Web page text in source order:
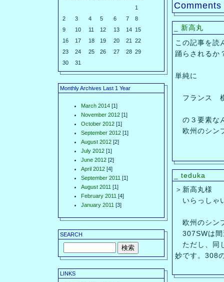
1
2
3 4 5 6 7
8
9
10 11 12 13 14 15
16
17 18 19 20 21
22
23
24 25 26 27 28 29
30
31
Monthly Archives Last 1 Year
March 2014 [1]
November 2012 [1]
October 2012 [1]
September 2012 [1]
August 2012 [2]
July 2012 [1]
June 2012 [2]
April 2012 [4]
September 2011 [1]
August 2011 [1]
February 2011 [4]
January 2011 [3]
SEARCH
LINKS
Comments
新高丸
この記事を読
踊らされるか
単純に
フランス
の３要素な
欧州のシン
teduka
＞新高丸様
いらっしゃ
欧州のシン
307SWは間
ただし、同
妙です。308